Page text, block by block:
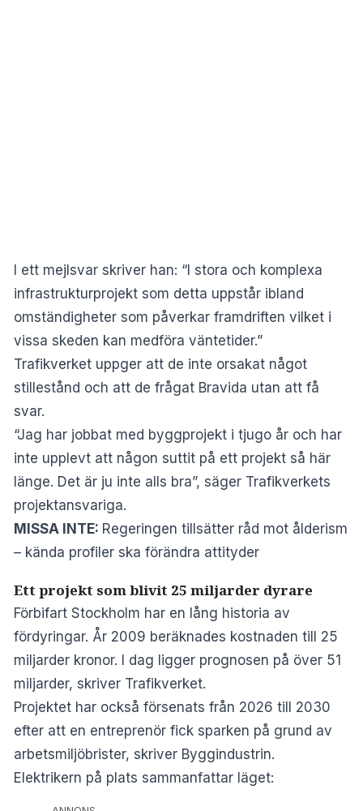
I ett mejlsvar skriver han: “I stora och komplexa
infrastrukturprojekt som detta uppstår ibland
omständigheter som påverkar framdriften vilket i
vissa skeden kan medföra väntetider.”
Trafikverket uppger att de inte orsakat något
stillestånd och att de frågat Bravida utan att få
svar.
“Jag har jobbat med byggprojekt i tjugo år och har
inte upplevt att någon suttit på ett projekt så här
länge. Det är ju inte alls bra”, säger Trafikverkets
projektansvariga.
MISSA INTE: Regeringen tillsätter råd mot ålderism
– kända profiler ska förändra attityder
Ett projekt som blivit 25 miljarder dyrare
Förbifart Stockholm har en lång historia av
fördyringar. År 2009 beräknades kostnaden till 25
miljarder kronor. I dag ligger prognosen på över 51
miljarder, skriver Trafikverket.
Projektet har också försenats från 2026 till 2030
efter att en entreprenör fick sparken på grund av
arbetsmiljöbrister, skriver Byggindustrin.
Elektrikern på plats sammanfattar läget: